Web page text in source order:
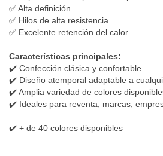
✅ Alta definición
✅ Hilos de alta resistencia
✅ Excelente retención del calor
Características principales:
✔️ Confección clásica y confortable
✔️ Diseño atemporal adaptable a
✔️ Amplia variedad de colores
✔️ Ideales para reventa, marcas,
✔️ + de 40 colores disponibles